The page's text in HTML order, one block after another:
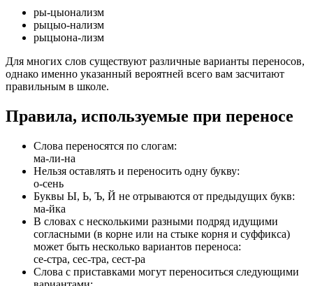
ры-цыонализм
рыцыо-нализм
рыцыона-лизм
Для многих слов существуют различные варианты переносов,
однако именно указанный вероятней всего вам засчитают
правильным в школе.
Правила, используемые при переносе
Слова переносятся по слогам:
ма-ли-на
Нельзя оставлять и переносить одну букву:
о-сень
Буквы Ы, Ь, Ъ, Й не отрываются от предыдущих букв:
ма-йка
В словах с несколькими разными подряд идущими
согласными (в корне или на стыке корня и суффикса)
может быть несколько вариантов переноса:
се-стра, сес-тра, сест-ра
Слова с приставками могут переноситься следующими